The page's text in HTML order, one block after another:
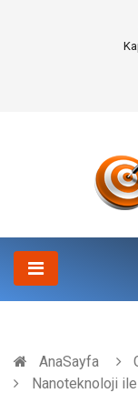
Ataşehir Gitar
AnaSayfa
Nanoteknoloji